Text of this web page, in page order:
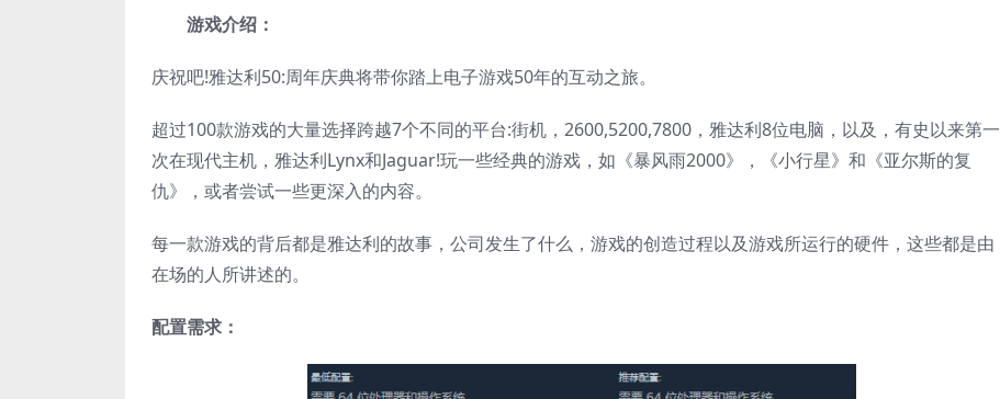
游戏介绍：
庆祝吧!雅达利50:周年庆典将带你踏上电子游戏50年的互动之旅。
超过100款游戏的大量选择跨越7个不同的平台:街机，2600,5200,7800，雅达利8位电脑，以及，有史以来第一
次在现代主机，雅达利Lynx和Jaguar!玩一些经典的游戏，如《暴风雨2000》，《小行星》和《亚尔斯的复
仇》，或者尝试一些更深入的内容。
每一款游戏的背后都是雅达利的故事，公司发生了什么，游戏的创造过程以及游戏所运行的硬件，这些都是由
在场的人所讲述的。
配置需求：